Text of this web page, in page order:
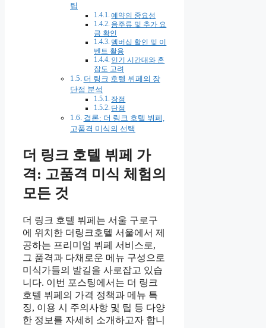
팁
예약의 중요성
음주류 및 추가 요
금 확인
멤버십 할인 및 이
벤트 활용
인기 시간대와 혼
잡도 고려
더 링크 호텔 뷔페의 장
단점 분석
장점
단점
결론: 더 링크 호텔 뷔페,
고품격 미식의 선택
더 링크 호텔 뷔페 가
격: 고품격 미식 체험의
모든 것
더 링크 호텔 뷔페는 서울 구로구
에 위치한 더링크호텔 서울에서 제
공하는 프리미엄 뷔페 서비스로,
그 품격과 다채로운 메뉴 구성으로
미식가들의 발길을 사로잡고 있습
니다. 이번 포스팅에서는 더 링크
호텔 뷔페의 가격 정책과 메뉴 특
징, 이용 시 주의사항 및 팁 등 다양
한 정보를 자세히 소개하고자 합니